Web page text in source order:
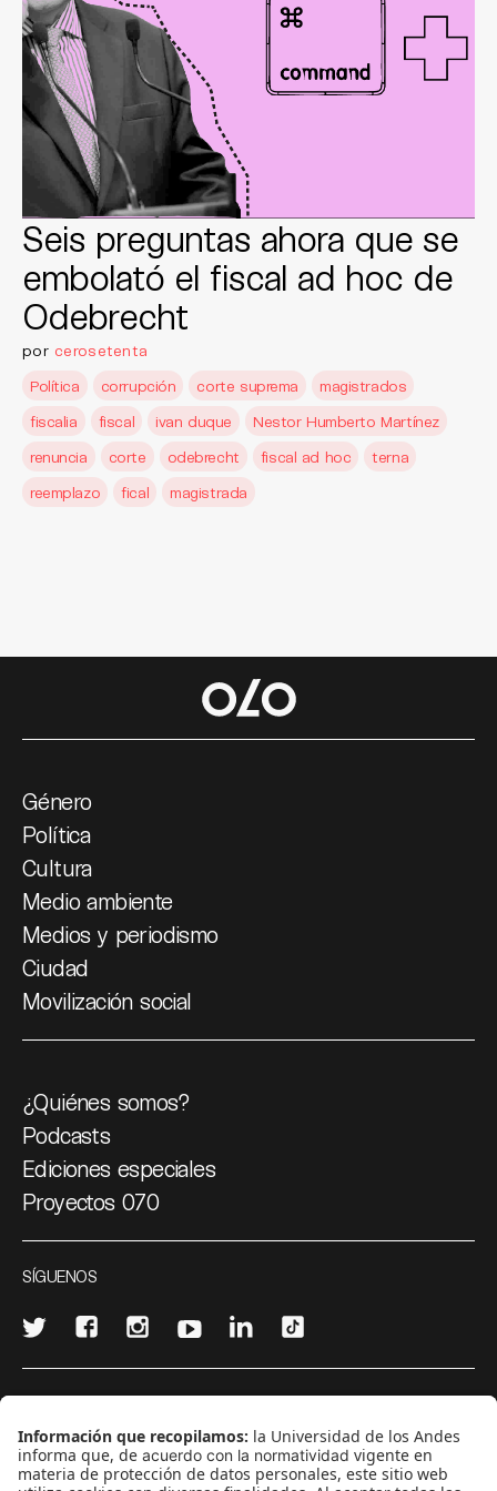
Seis preguntas ahora que se
embolató el fiscal ad hoc de
Odebrecht
por cerosetenta
Política
corrupción corte suprema
magistrados
fiscalia
fiscal ivan duque
Nestor Humberto Martínez
renuncia
corte odebrecht fiscal ad hoc
terna
reemplazo
fical magistrada
Género
Política
Cultura
Medio ambiente
Medios y periodismo
Ciudad
Movilización social
¿Quiénes somos?
Podcasts
Ediciones especiales
Proyectos 070
SÍGUENOS
CONTÁCTANOS